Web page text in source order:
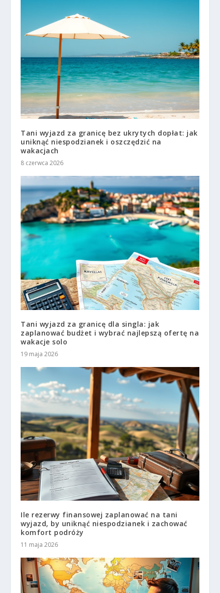
Tani wyjazd za granicę bez ukrytych dopłat: jak
uniknąć niespodzianek i oszczędzić na
wakacjach
8 czerwca 2026
Tani wyjazd za granicę dla singla: jak
zaplanować budżet i wybrać najlepszą ofertę na
wakacje solo
19 maja 2026
Ile rezerwy finansowej zaplanować na tani
wyjazd, by uniknąć niespodzianek i zachować
komfort podróży
11 maja 2026